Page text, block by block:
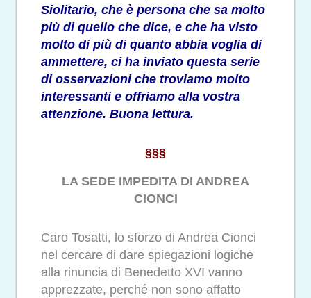
Siolitario, che è persona che sa molto
più di quello che dice, e che ha visto
molto di più di quanto abbia voglia di
ammettere, ci ha inviato questa serie
di osservazioni che troviamo molto
interessanti e offriamo alla vostra
attenzione. Buona lettura.
§§§
LA SEDE IMPEDITA DI ANDREA
CIONCI
Caro Tosatti, lo sforzo di Andrea Cionci
nel cercare di dare spiegazioni logiche
alla rinuncia di Benedetto XVI vanno
apprezzate, perché non sono affatto